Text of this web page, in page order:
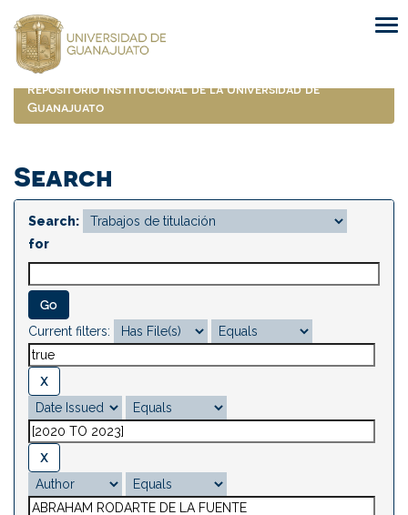
navigation
Repositorio Institucional de la Universidad de
Guanajuato
Search
Search:
for
Current filters: